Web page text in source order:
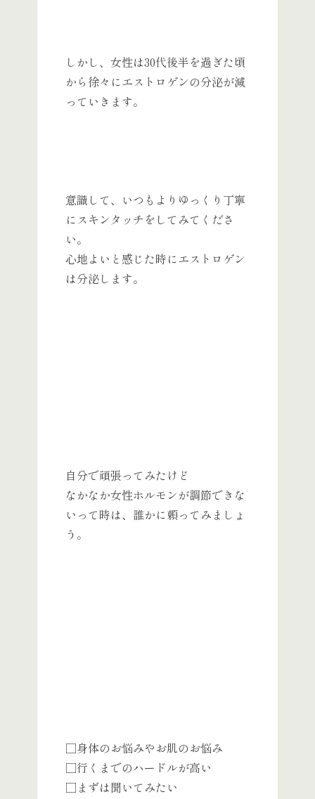
しかし、女性は30代後半を過ぎた頃
から徐々にエストロゲンの分泌が減
っていきます。
意識して、いつもよりゆっくり丁寧
にスキンタッチをしてみてくださ
い。
心地よいと感じた時にエストロゲン
は分泌します。
自分で頑張ってみたけど
なかなか女性ホルモンが調節できな
いって時は、誰かに頼ってみましょ
う。
□身体のお悩みやお肌のお悩み
□行くまでのハードルが高い
□まずは聞いてみたい